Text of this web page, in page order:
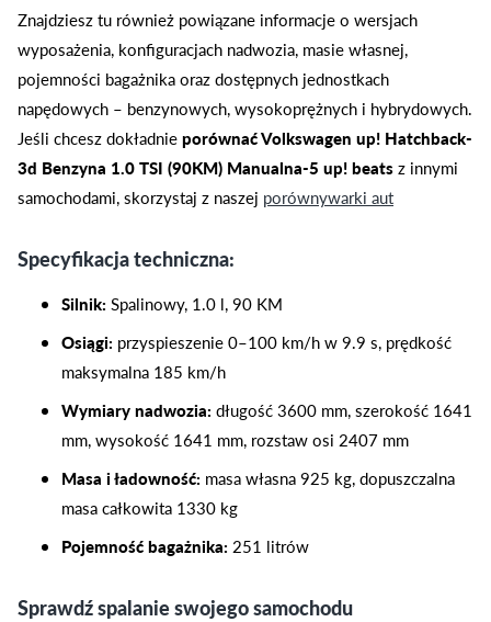
Znajdziesz tu również powiązane informacje o wersjach
wyposażenia, konfiguracjach nadwozia, masie własnej,
pojemności bagażnika oraz dostępnych jednostkach
napędowych – benzynowych, wysokoprężnych i hybrydowych.
Jeśli chcesz dokładnieporównać Volkswagen up! Hatchback-
3d Benzyna 1.0 TSI (90KM) Manualna-5 up! beatsz innymi
samochodami, skorzystaj z naszej porównywarki aut
Specyfikacja techniczna:
Silnik: Spalinowy, 1.0 l, 90 KM
Osiągi: przyspieszenie 0–100 km/h w 9.9 s, prędkość
maksymalna 185 km/h
Wymiary nadwozia: długość 3600 mm, szerokość 1641
mm, wysokość 1641 mm, rozstaw osi 2407 mm
Masa i ładowność: masa własna 925 kg, dopuszczalna
masa całkowita 1330 kg
Pojemność bagażnika: 251 litrów
Sprawdź spalanie swojego samochodu